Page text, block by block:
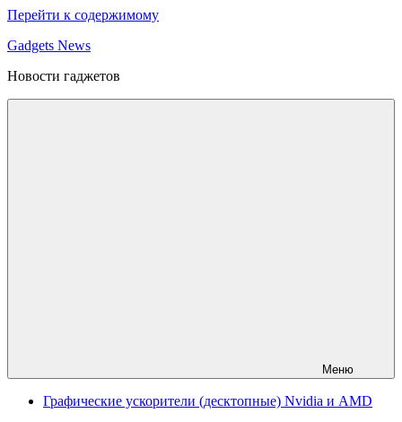
Перейти к содержимому
Gadgets News
Новости гаджетов
Меню
Графические ускорители (десктопные) Nvidia и AMD